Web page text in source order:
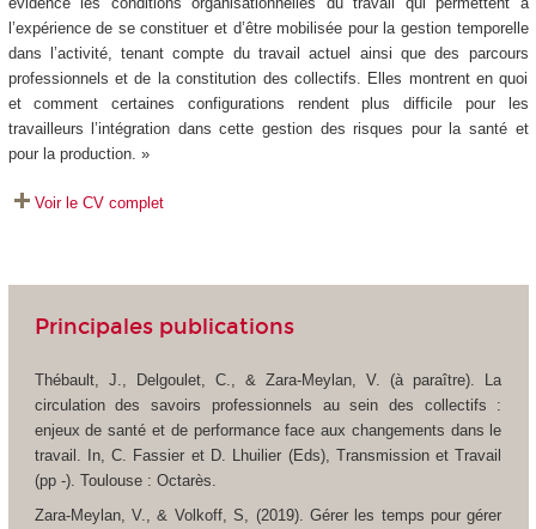
l’expérience de se constituer et d’être mobilisée pour la gestion temporelle
dans l’activité, tenant compte du travail actuel ainsi que des parcours
professionnels et de la constitution des collectifs. Elles montrent en quoi
et comment certaines configurations rendent plus difficile pour les
travailleurs l’intégration dans cette gestion des risques pour la santé et
pour la production. »
Voir le CV complet
Principales publications
Thébault, J., Delgoulet, C., & Zara-Meylan, V. (à paraître). La
circulation des savoirs professionnels au sein des collectifs :
enjeux de santé et de performance face aux changements dans le
travail. In, C. Fassier et D. Lhuilier (Eds), Transmission et Travail
(pp -). Toulouse : Octarès.
Zara-Meylan, V., & Volkoff, S, (2019). Gérer les temps pour gérer